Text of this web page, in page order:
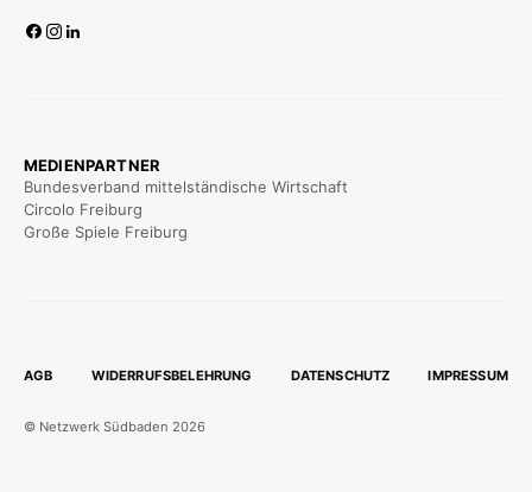
MEDIENPARTNER
Bundesverband mittelständische Wirtschaft
Circolo Freiburg
Große Spiele Freiburg
AGB WIDERRUFSBELEHRUNG DATENSCHUTZ IMPRESSUM
© Netzwerk Südbaden 2026